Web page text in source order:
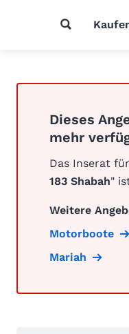
Dieses
mehr
Das Inserat
183 Shabah"
Weitere
Motorboote
Mariah